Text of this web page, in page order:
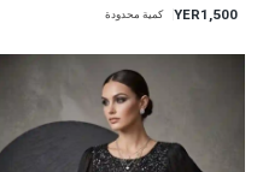
YER1,500 كمية محدودة